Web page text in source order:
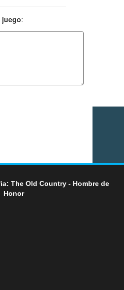
:
The Old Country - Hombre de
Honor